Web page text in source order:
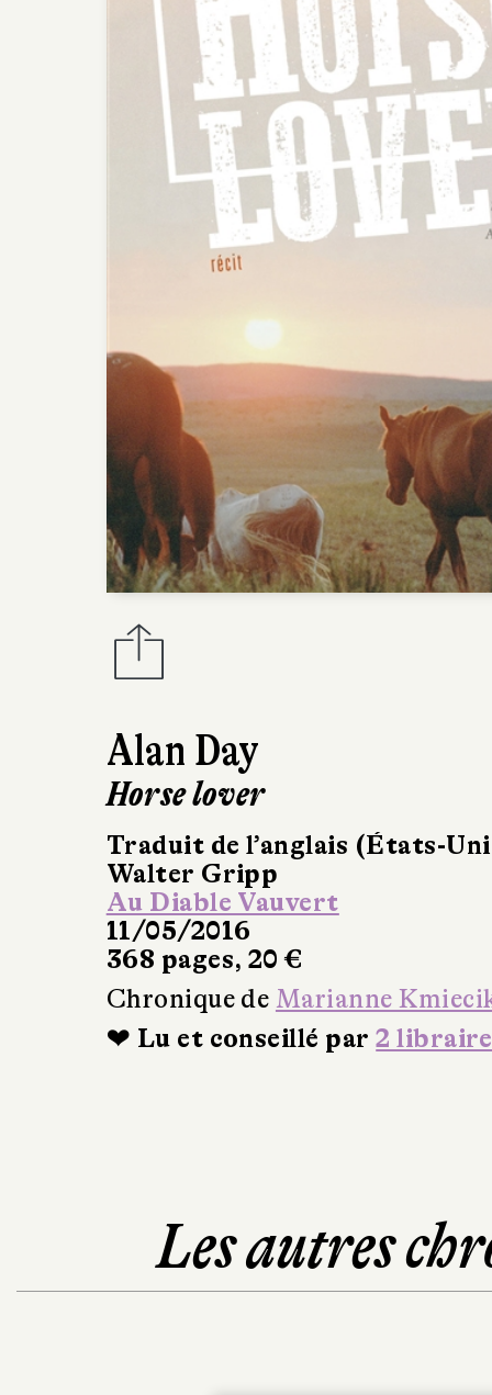
Alan Day
Horse lover
Traduit de l’anglais (États-
Walter Gripp
Au Diable Vauvert
11/05/2016
368 pages, 20 €
Chronique de Marianne
❤ Lu et conseillé par2
Les autres